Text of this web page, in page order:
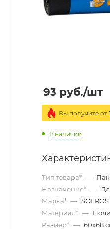
93 руб./шт
Вы получите от
В наличии
Тип товара* —
Назначение* —
Марка* — SOLROS
Материал* —
Размер* — 60х68